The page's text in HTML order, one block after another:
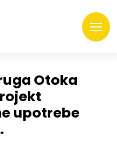
Otoka
upotrebe